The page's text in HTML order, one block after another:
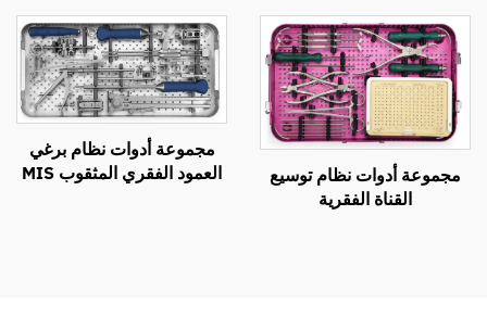
مجموعة أدوات نظام توسيع
القناة الفقرية
مجموعة أدوات نظام برغي
العمود الفقري المثقوب MIS